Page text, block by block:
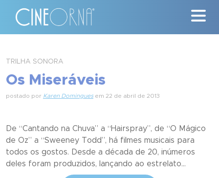
News
Quem Somos
Nossa História
Contato
TRILHA SONORA
Os Miseráveis
postado por Karen Dominguesem 22 de abril de 2013
De “Cantando na Chuva” a “Hairspray”, de “O Mágico
de Oz” a “Sweeney Todd”, há filmes musicais para
todos os gostos. Desde a década de 20, inúmeros
deles foram produzidos, lançando ao estrelato...